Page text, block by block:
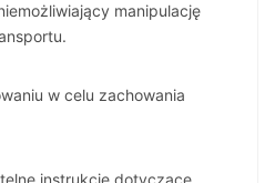
manipulację
w celu zachowania